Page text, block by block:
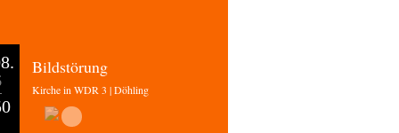
Bildstörung
Kirche in WDR 3 | Döhling